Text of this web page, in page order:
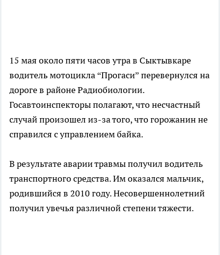
15 мая около пяти часов утра в Сыктывкаре
водитель мотоцикла “Прогаси” перевернулся на
дороге в районе Радиобиологии.
Госавтоинспекторы полагают, что несчастный
случай произошел из-за того, что горожанин не
справился с управлением байка.
В результате аварии травмы получил водитель
транспортного средства. Им оказался мальчик,
родившийся в 2010 году. Несовершеннолетний
получил увечья различной степени тяжести.